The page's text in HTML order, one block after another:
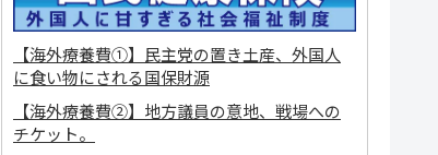
【海外療養費①】民主党の置き土産、外国人
に食い物にされる国保財源
【海外療養費②】地方議員の意地、戦場への
チケット。